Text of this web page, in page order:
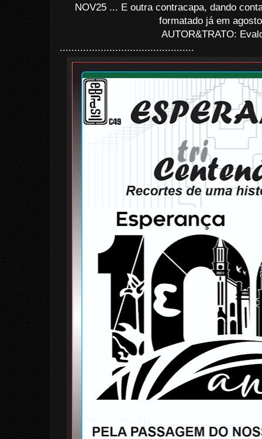
NOV25 ... E outra contracapa, dando
formatado já em
AUTOR&TRATO:
..............................................